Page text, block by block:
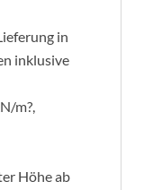
in
inklusive
m?,
Höhe ab